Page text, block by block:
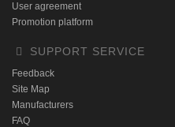
User agreement
Promotion platform
SUPPORT SERVICE
Feedback
Site Map
Manufacturers
FAQ